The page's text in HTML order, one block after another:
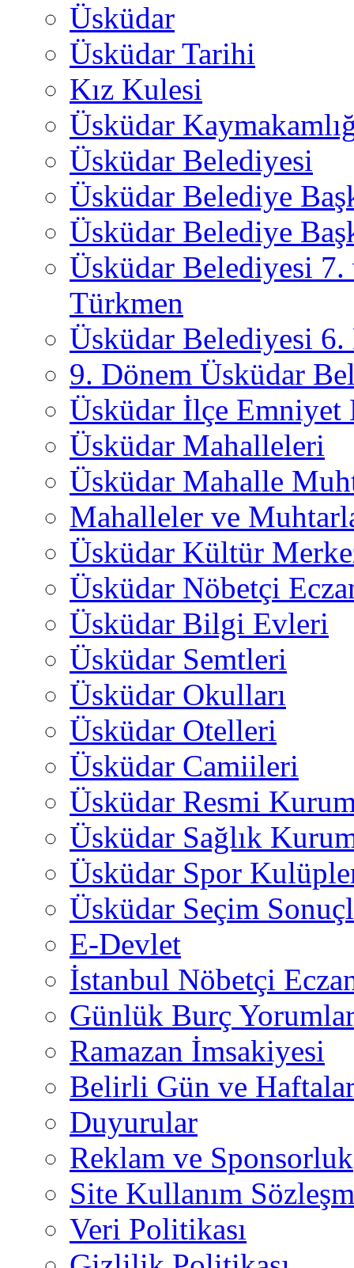
Üsküdar
Üsküdar Tarihi
Kız Kulesi
Üsküdar
Üsküdar Belediyesi
Üsküdar Belediye
Üsküdar Belediye
Üsküdar Belediyesi
Türkmen
Üsküdar Belediyesi 6.
9. Dönem Üsküdar
Üsküdar İlçe
Üsküdar Mahalleleri
Üsküdar Mahalle
Mahalleler ve
Üsküdar Kültür
Üsküdar Nöbetçi
Üsküdar Bilgi Evleri
Üsküdar Semtleri
Üsküdar Okulları
Üsküdar Otelleri
Üsküdar Camiileri
Üsküdar Resmi
Üsküdar Sağlık
Üsküdar Spor
Üsküdar Seçim
E-Devlet
İstanbul Nöbetçi
Günlük Burç
Ramazan İmsakiyesi
Belirli Gün ve
Duyurular
Reklam ve Sponsorluk
Site Kullanım
Veri Politikası